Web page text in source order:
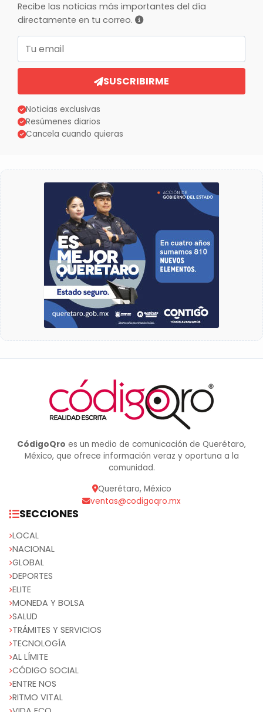
Recibe las noticias más importantes del día
directamente en tu correo.
Correo electrónico
SUSCRIBIRME
Noticias exclusivas
Resúmenes diarios
Cancela cuando quieras
CódigoQro es un medio de comunicación de Querétaro,
México, que ofrece información veraz y oportuna a la
comunidad.
Querétaro, México
ventas@codigoqro.mx
SECCIONES
LOCAL
NACIONAL
GLOBAL
DEPORTES
ELITE
MONEDA Y BOLSA
SALUD
TRÁMITES Y SERVICIOS
TECNOLOGÍA
AL LÍMITE
CÓDIGO SOCIAL
ENTRE NOS
RITMO VITAL